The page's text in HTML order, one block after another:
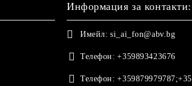
Информация за контакти:
Имейл: si_ai_fon@abv.bg
Телефон: +359893423676
Телефон: